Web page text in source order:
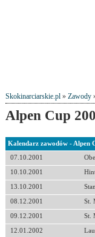
Skokinarciarskie.pl» Zawody
Alpen Cup
Kalendarz zawodów - Alpen
07.10.2001
10.10.2001
13.10.2001
08.12.2001 St.
09.12.2001 St.
12.01.2002